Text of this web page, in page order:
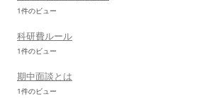
1件のビュー
科研費ルール
1件のビュー
期中面談とは
1件のビュー